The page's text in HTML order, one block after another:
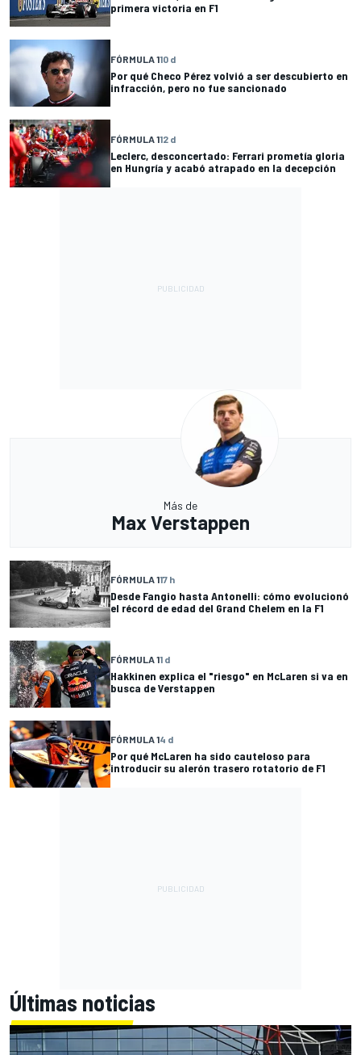
primera victoria en F1
FÓRMULA 110 d
Por qué Checo Pérez volvió a ser descubierto en
infracción, pero no fue sancionado
FÓRMULA 112 d
Leclerc, desconcertado: Ferrari prometía gloria
en Hungría y acabó atrapado en la decepción
Más de
Max Verstappen
FÓRMULA 117 h
Desde Fangio hasta Antonelli: cómo evolucionó
el récord de edad del Grand Chelem en la F1
FÓRMULA 11 d
Hakkinen explica el "riesgo" en McLaren si va en
busca de Verstappen
FÓRMULA 14 d
Por qué McLaren ha sido cauteloso para
introducir su alerón trasero rotatorio de F1
Últimas noticias